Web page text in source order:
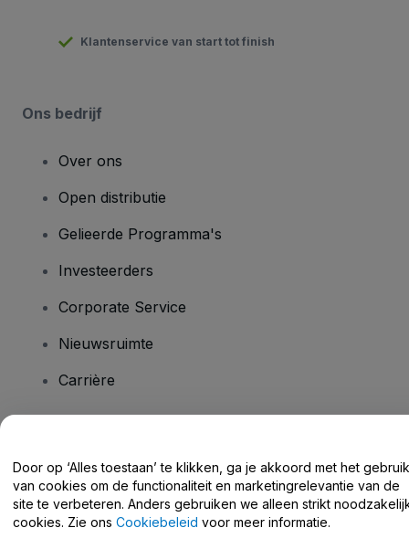
Klantenservice van start tot finish
Ons bedrijf
Over ons
Open distributie
Gelieerde Programma's
Investeerders
Corporate Service
Nieuwsruimte
Carrière
Helpcentrum / Neem Contact Met Ons Op
Door op ‘Alles toestaan’ te klikken, ga je akkoord met het gebruik
van cookies om de functionaliteit en marketingrelevantie van de
site te verbeteren. Anders gebruiken we alleen strikt
cookies. Zie ons Cookiebeleid voor meer informatie.